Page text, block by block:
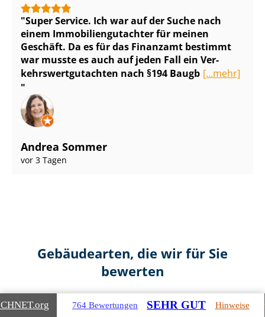
Super Service. Ich war auf der Suche nach
einem Im­mo­bi­li­en­gut­ach­ter für meinen
Geschäft. Da es für das Finanzamt bestimmt
war musste es auch auf jeden Fall ein Ver­
kehrs­wert­gut­ach­ten nach §194 Baugb [...mehr]
Andrea Sommer
vor 3 Tagen
Gebäudearten, die wir für Sie
bewerten
.org 764 Bewertungen SEHR GUT Hinweise